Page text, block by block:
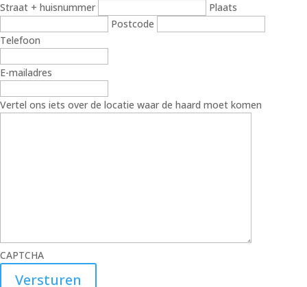
Straat + huisnummer
Plaats
Postcode
Telefoon
E-mailadres
Vertel ons iets over de locatie waar de haard moet komen
CAPTCHA